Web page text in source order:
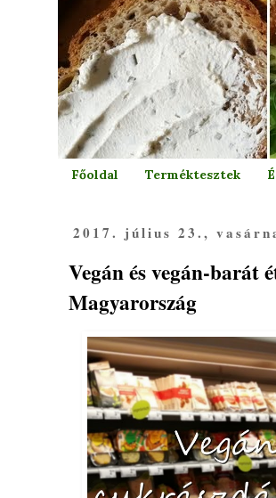
Főoldal Terméktesztek
2017. július 23.,
Vegán és vegán-barát
Magyarország